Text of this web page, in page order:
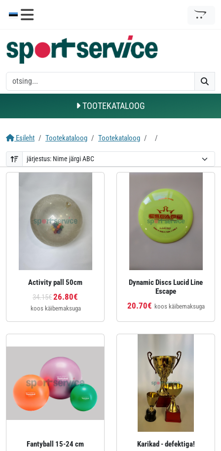
TOOTEKATALOOG
Esileht Tootekataloog Tootekataloog
Activity pall 50cm
34.15€26.80€
koos käibemaksuga
Dynamic Discs Lucid Line
Escape
20.70€ koos käibemaksuga
Fantyball 15-24 cm Karikad - defektiga!